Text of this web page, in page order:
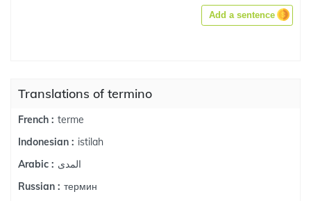
Add a sentence
Translations of termino
French : terme
Indonesian : istilah
Arabic : المدى
Russian : термин